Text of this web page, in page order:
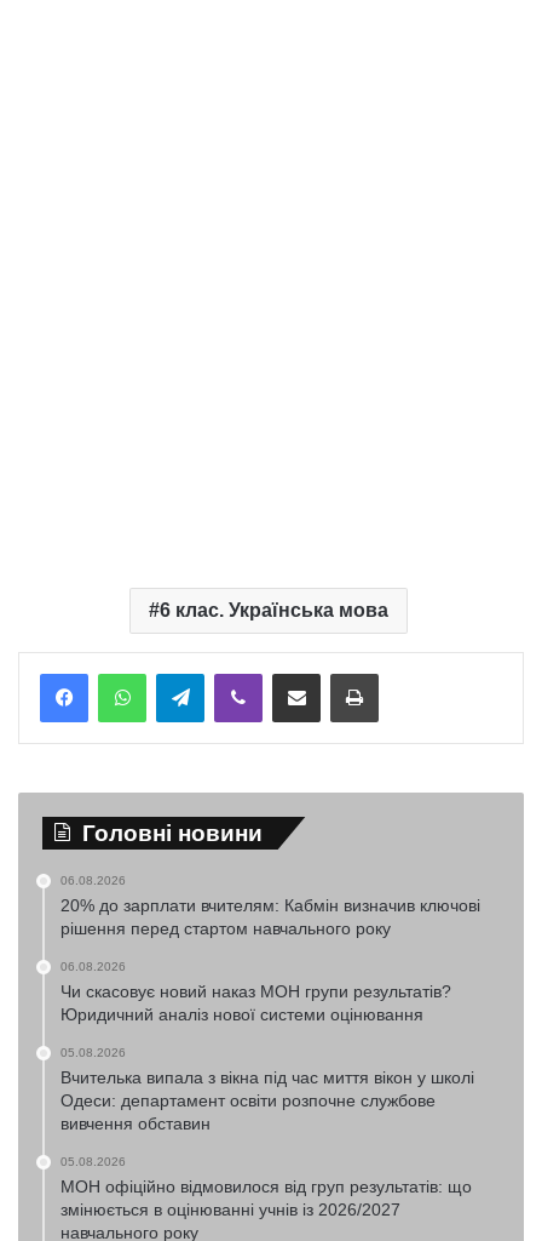
6 клас. Українська мова
TelegramViber Надіслати електронною поштоюНадрукувати
Головні новини
06.08.2026
20% до зарплати вчителям: Кабмін визначив ключові
рішення перед стартом навчального року
06.08.2026
Чи скасовує новий наказ МОН групи результатів?
Юридичний аналіз нової системи оцінювання
05.08.2026
Вчителька випала з вікна під час миття вікон у школі
Одеси: департамент освіти розпочне службове
вивчення обставин
05.08.2026
МОН офіційно відмовилося від груп результатів: що
змінюється в оцінюванні учнів із 2026/2027
навчального року